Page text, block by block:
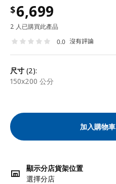
$6,699
2 人已購買此產品
0.0 沒有評論
尺寸 (2):
150x200 公分
加入購物車
顯示分店貨架位置
選擇分店